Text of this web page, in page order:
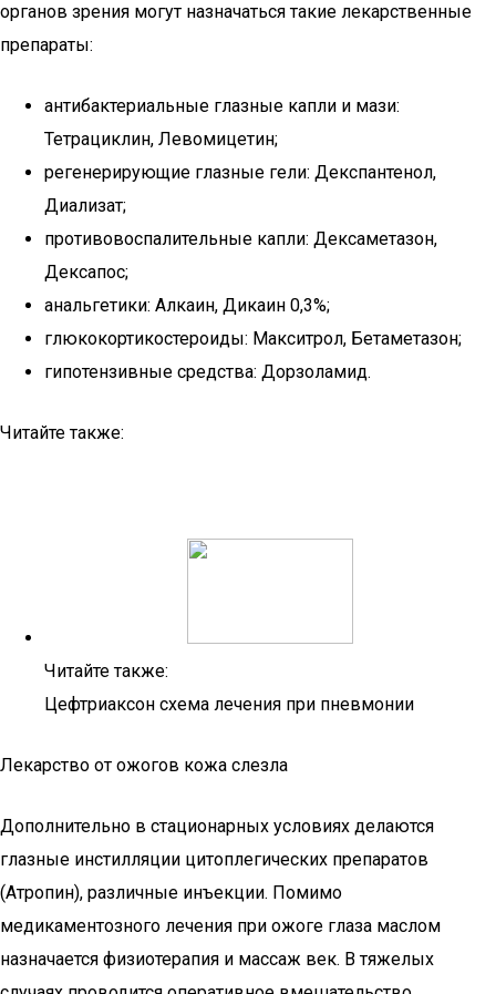
органов зрения могут назначаться такие лекарственные
препараты:
антибактериальные глазные капли и мази:
Тетрациклин, Левомицетин;
регенерирующие глазные гели: Декспантенол,
Диализат;
противовоспалительные капли: Дексаметазон,
Дексапос;
анальгетики: Алкаин, Дикаин 0,3%;
глюкокортикостероиды: Макситрол, Бетаметазон;
гипотензивные средства: Дорзоламид.
Читайте также:
Читайте также:
Цефтриаксон схема лечения при пневмонии
Лекарство от ожогов кожа слезла
Дополнительно в стационарных условиях делаются
глазные инстилляции цитоплегических препаратов
(Атропин), различные инъекции. Помимо
медикаментозного лечения при ожоге глаза маслом
назначается физиотерапия и массаж век. В тяжелых